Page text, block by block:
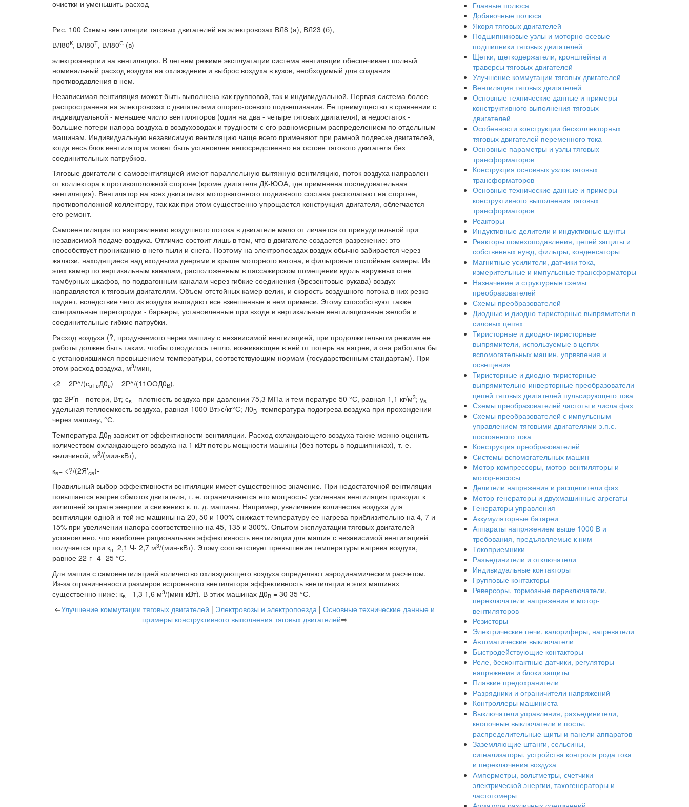
очистки и уменьшить расход
Рис. 100 Схемы вентиляции тяговых двигателей на электровозах ВЛ8 (а), ВЛ23 (б),
ВЛ80К, ВЛ80Т, ВЛ80С (в)
электроэнергии на вентиляцию. В летнем режиме эксплуатации система вентиляции обеспечивает полный
номинальный расход воздуха на охлаждение и выброс воздуха в кузов, необходимый для создания
противодавления в нем.
Независимая вентиляция может быть выполнена как групповой, так и индивидуальной. Первая система более
распространена на электровозах с двигателями опорио-осевого подвешивания. Ее преимущество в сравнении с
индивидуальной - меньшее число вентиляторов (один на два - четыре тяговых двигателя), а недостаток -
большие потери напора воздуха в воздуховодах и трудности с его равномерным распределением по отдельным
машинам. Индивидуальную независимую вентиляцию чаще всего применяют при рамной подвеске двигателей,
когда весь блок вентилятора может быть установлен непосредственно на остове тягового двигателя без
соединительных патрубков.
Тяговые двигатели с самовентиляцией имеют параллельную вытяжную вентиляцию, поток воздуха направлен
от коллектора к противоположной стороне (кроме двигателя ДК-ЮОА, где применена последовательная
вентиляция). Вентилятор на всех двигателях моторвагонного подвижного состава располагают на стороне,
противоположной коллектору, так как при этом существенно упрощается конструкция двигателя, облегчается
его ремонт.
Самовентиляция по направлению воздушного потока в двигателе мало от личается от принудительной при
независимой подаче воздуха. Отличие состоит лишь в том, что в двигателе создается разрежение: это
способствует прониканию в него пыли и снега. Поэтому на электропоездах воздух обычно забирается через
жалюзи, находящиеся над входными дверями в крыше моторного вагона, в фильтровые отстойные камеры. Из
этих камер по вертикальным каналам, расположенным в пассажирском помещении вдоль наружных стен
тамбурных шкафов, по подвагонным каналам через гибкие соединения (брезентовые рукава) воздух
направляется к тяговым двигателям. Объем отстойных камер велик, и скорость воздушного потока в них резко
падает, вследствие чего из воздуха выпадают все взвешенные в нем примеси. Этому способствуют также
специальные перегородки - барьеры, установленные при входе в вертикальные вентиляционные желоба и
соединительные гибкие патрубки.
Расход воздуха (?, продуваемого через машину с независимой вентиляцией, при продолжительном режиме ее
работы должен быть таким, чтобы отводилось тепло, возникающее в ней от потерь на нагрев, и она работала бы
с установившимся превышением температуры, соответствующим нормам (государственным стандартам). При
этом расход воздуха, м3/мин,
<2 = 2Р^/(свТвД0в) = 2Р^/(11ООД0В),
где 2Р’п - потери, Вт; св - плотность воздуха при давлении 75,3 МПа и тем пературе 50 °С, равная 1,1 кг/м3; ув-
удельная теплоемкость воздуха, равная 1000 Вт>с/кг°С; Л0В- температура подогрева воздуха при прохождении
через машину, °С.
Температура Д0В зависит от эффективности вентиляции. Расход охлаждающего воздуха также можно оценить
количеством охлаждающего воздуха на 1 кВт потерь мощности машины (без потерь в подшипниках), т. е.
величиной, м3/(мии-кВт),
кв= <?/(2Я'св)-
Правильный выбор эффективности вентиляции имеет существенное значение. При недостаточной вентиляции
повышается нагрев обмоток двигателя, т. е. ограничивается его мощность; усиленная вентиляция приводит к
излишней затрате энергии и снижению к. п. д. машины. Например, увеличение количества воздуха для
вентиляции одной и той же машины на 20, 50 и 100% снижает температуру ее нагрева приблизительно на 4, 7 и
15% при увеличении напора соответственно на 45, 135 и 300%. Опытом эксплуатации тяговых двигателей
установлено, что наиболее рациональная эффективность вентиляции для машин с независимой вентиляцией
получается при кв=2,1 Ч- 2,7 м3/(мин-кВт). Этому соответствует превышение температуры нагрева воздуха,
равное 22-г--4- 25 °С.
Для машин с самовентиляцией количество охлаждающего воздуха определяют аэродинамическим расчетом.
Из-за ограниченности размеров встроенного вентилятора эффективность вентиляции в этих машинах
существенно ниже: кв - 1,3 1,6 м3/(мин-кВт). В этих машинах Д0В = 30 35 °С.
⇐Улучшение коммутации тяговых двигателей | Электровозы и электропоезда| Основные технические данные и
примеры конструктивного выполнения тяговых двигателей⇒
Главные полюса
Добавочные полюса
Якоря тяговых двигателей
Подшипниковые узлы и моторно-осевые
подшипники тяговых двигателей
Щетки, щеткодержатели, кронштейны и
траверсы тяговых двигателей
Улучшение коммутации тяговых двигателей
Вентиляция тяговых двигателей
Основные технические данные и примеры
конструктивного выполнения тяговых
двигателей
Особенности конструкции бесколлекторных
тяговых двигателей переменного тока
Основные параметры и узлы тяговых
трансформаторов
Конструкция основных узлов тяговых
трансформаторов
Основные технические данные и примеры
конструктивного выполнения тяговых
трансформаторов
Реакторы
Индуктивные делители и индуктивные шунты
Реакторы помехоподавления, цепей защиты и
собственных нужд, фильтры, конденсаторы
Магнитные усилители, датчики тока,
измерительные и импульсные трансформаторы
Назначение и структурные схемы
преобразователей
Схемы преобразователей
Диодные и диодно-тиристорные выпрямители в
силовых цепях
Тиристорные и диодно-тиристорные
выпрямители, используемые в цепях
вспомогательных машин, упрввпения и
освещения
Тиристорные и диодно-тиристорные
выпрямительно-инверторные преобразователи
цепей тяговых двигателей пульсирующего тока
Схемы преобразователей частоты и числа фаз
Схемы преобразователей с импульсным
управлением тяговыми двигателями э.п.с.
постоянного тока
Конструкция преобразователей
Системы вспомогательных машин
Мотор-компрессоры, мотор-вентиляторы и
мотор-насосы
Делители напряжения и расщепители фаз
Мотор-генераторы и двухмашинные агрегаты
Генераторы управления
Аккумуляторные батареи
Аппараты напряжением выше 1000 В и
требования, предъявляемые к ним
Токоприемники
Разъединители и отключатели
Индивидуальные контакторы
Групповые контакторы
Реверсоры, тормозные переключатели,
переключатели напряжения и мотор-
вентиляторов
Резисторы
Электрические печи, калориферы, нагреватели
Автоматические выключатели
Быстродействующие контакторы
Реле, бесконтактные датчики, регуляторы
напряжения и блоки защиты
Плавкие предохранители
Разрядники и ограничители напряжений
Контроллеры машиниста
Выключатели управления, разъединители,
кнопочные выключатели и посты,
распределительные щиты и панели аппаратов
Заземляющие штанги, сельсины,
сигнализаторы, устройства контроля рода тока
и переключения воздуха
Амперметры, вольтметры, счетчики
электрической энергии, тахогенераторы и
частотомеры